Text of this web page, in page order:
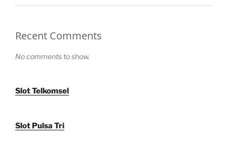
Recent Comments
No comments to show.
Slot Telkomsel
Slot Pulsa Tri